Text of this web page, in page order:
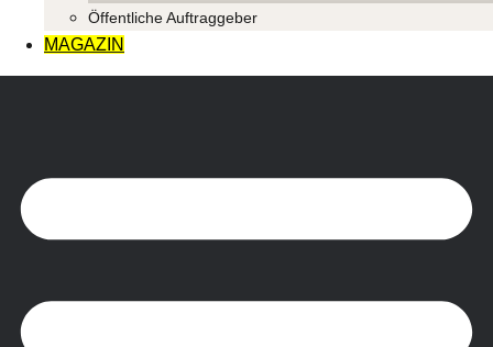
Öffentliche Auftraggeber
MAGAZIN